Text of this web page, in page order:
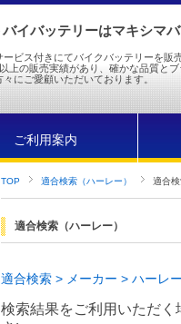
イバッテリーはマキシマ
ービス付きにてバイクバッテリーを販
上の販売実績があり、確かな品質と
にご愛顧いただいております。
ご利用案内
TOP 適合検索（ハーレー） 適合
適合検索（ハーレー）
適合検索 > メーカー > ハーレ
検索結果をご利用いただ